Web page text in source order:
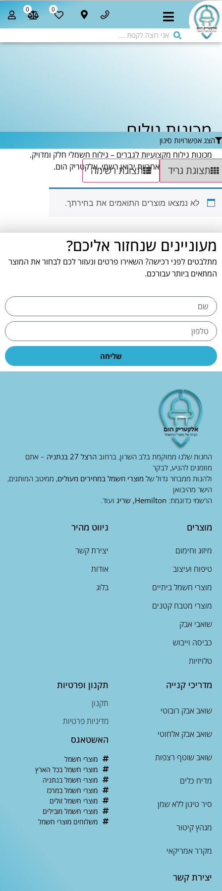
0
0
מכונות גילוח
מכונות גילוח מקצועיות לגברים – גילוח חשמלי חלק ומדויק.
מותגים מובילים, אחריות יבואן רשמי. אלקטריק הום.
הצג אפשרויות סינון
תצוגת גריד תצוגת רשימה
לא נמצאו מוצרים התואמים את בחירתך.
מעוניינים שנחזור אליכם?
מתלבטים לפני רכישה? השאירו פרטים ונעזור לכם לבחור את המוצר
המתאים ביותר עבורכם.
שליחה
החנות שלנו ממוקמת בלב השרון, ברחוב הרצל 27 בנתניה
– אתם
מוזמנים להגיע, לבקר
ולהנות ממבחר גדול של מוצרי חשמל במחירים מעולים, ממיטב המותגים,
הישר מהיבואן
הרשמי כדוגמת: Hemilton, שריג ועוד.
מוצרים
מיזוג וחימום
טיפוח ועיצוב
מוצרי חשמל ביתיים
מוצרי מטבח קטנים
שואבי אבק
כביסה וייבוש
טלויזיות
ניווט מהיר
יצירת קשר
אודות
בלוג
מדריכי קנייה
שואב אבק רובוטי
שואב אבק אלחוטי
שואב שוטף רצפות
מדיח כלים
סיר טיגון ללא שמן
מגהץ קיטור
מקרר אמריקאי
תקנון ופרטיות
תקנון
מדיניות פרטיות
האשטאגס
מוצרי חשמל
מוצרי חשמל בכל הארץ
מוצרי חשמל בנתניה
מוצרי חשמל במרכז
מוצרי חשמל זולים
מוצרי חשמל מובילים
משלוחים מוצרי חשמל
יצירת קשר